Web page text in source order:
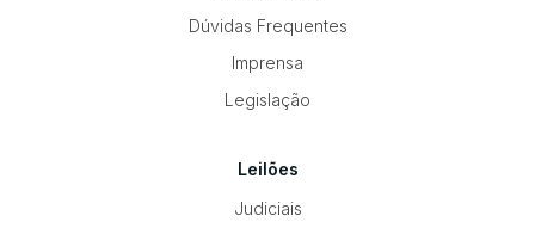
Dúvidas Frequentes
Imprensa
Legislação
Leilões
Judiciais